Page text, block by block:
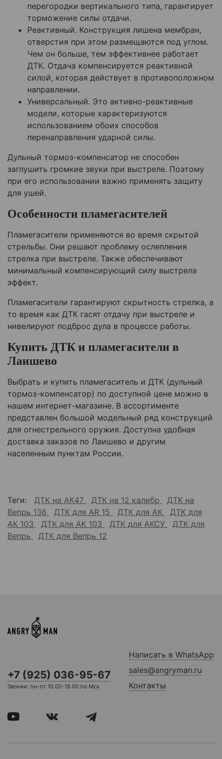
перегородки вертикального типа, гарантирует
торможение силы отдачи.
Реактивный. Конструкция лишена мембран,
отверстия при этом размещаются под углом.
Чем он больше, тем эффективнее работает
ДТК. Отдача компенсируется реактивной
силой, которая действует в противоположном
направлении.
Универсальный. Это активно-реактивные
модели, которые характеризуются
использованием обоих способов
перенаправления ударной силы.
Дульный тормоз-компенсатор не способен
заглушить громкие звуки при выстреле. Поэтому
при его использовании важно применять защиту
для ушей.
Особенности пламегасителей
Пламегасители применяются во время скрытой
стрельбы. Они решают проблему ослепления
стрелка при выстреле. Также обеспечивают
минимальный компенсирующий силу выстрела
эффект.
Пламегасители гарантируют скрытность стрелка, а
то время как ДТК гасят отдачу при выстреле и
нивелируют подброс дула в процессе работы.
Купить ДТК и пламегасители в
Лаишево
Выбрать и купить пламегаситель и ДТК (дульный
тормоз-компенсатор) по доступной цене можно в
нашем интернет-магазине. В ассортименте
представлен большой модельный ряд конструкций
для огнестрельного оружия. Доступна удобная
доставка заказов по Лаишево и другим
населенным пунктам России.
Теги: ДТК на АК47 ДТК на 12 калибр
ДТК на
Вепрь 136
ДТК для AR 15 ДТК для АК
ДТК для
АК 103
ДТК для АК 103 ДТК для АКСУ
ДТК для
Вепрь
ДТК для Вепрь 12
+7 (925) 036-95-67
Звонки: пн-пт 10.00-18.00 по Мск
Написать в WhatsApp
sales@angryman.ru
Контакты